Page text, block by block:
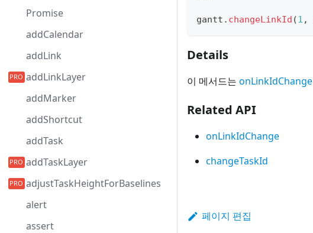
Promise
addCalendar
addLink
addLinkLayer
addMarker
addShortcut
addTask
addTaskLayer
adjustTaskHeightForBaselines
alert
assert
gantt . changeLinkId (1 ,
Details
이 메서드는 onLinkIdChange
Related API
onLinkIdChange
changeTaskId
페이지 편집